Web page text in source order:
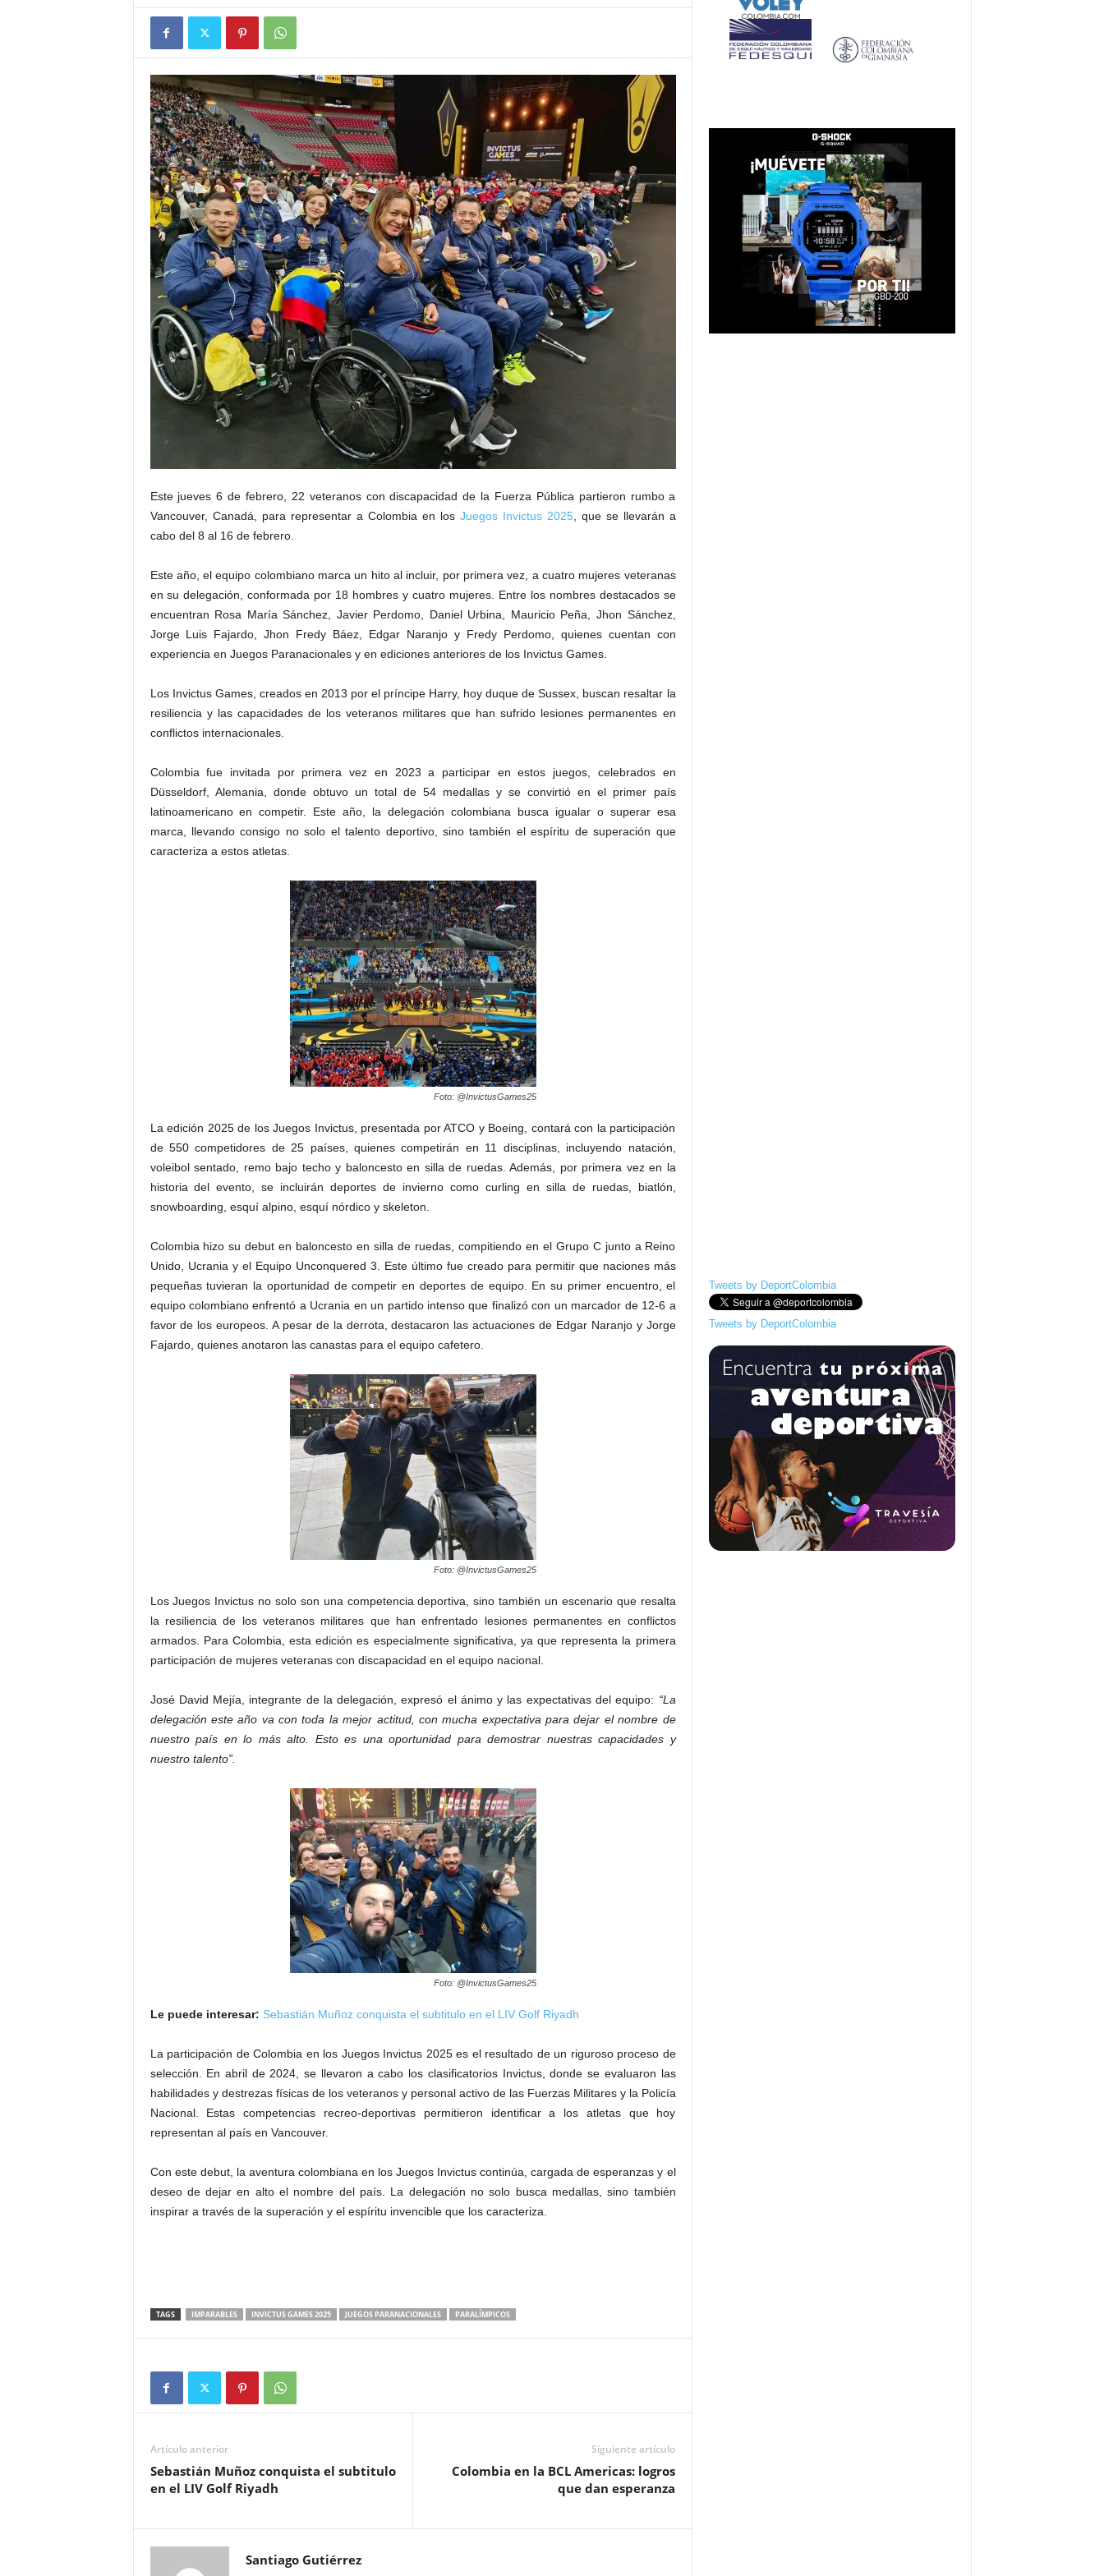
Este jueves 6 de febrero, 22 veteranos con discapacidad de la Fuerza Pública partieron rumbo a
Vancouver, Canadá, para representar a Colombia en los Juegos Invictus 2025 , que se llevarán a
cabo del 8 al 16 de febrero.
Este año, el equipo colombiano marca un hito al incluir, por primera vez, a cuatro mujeres veteranas
en su delegación, conformada por 18 hombres y cuatro mujeres. Entre los nombres destacados se
encuentran Rosa María Sánchez, Javier Perdomo, Daniel Urbina, Mauricio Peña, Jhon Sánchez,
Jorge Luis Fajardo, Jhon Fredy Báez, Edgar Naranjo y Fredy Perdomo, quienes cuentan con
experiencia en Juegos Paranacionales y en ediciones anteriores de los Invictus Games.
Los Invictus Games, creados en 2013 por el príncipe Harry, hoy duque de Sussex, buscan resaltar la
resiliencia y las capacidades de los veteranos militares que han sufrido lesiones permanentes en
conflictos internacionales.
Colombia fue invitada por primera vez en 2023 a participar en estos juegos, celebrados en
Düsseldorf, Alemania, donde obtuvo un total de 54 medallas y se convirtió en el primer país
latinoamericano en competir. Este año, la delegación colombiana busca igualar o superar esa
marca, llevando consigo no solo el talento deportivo, sino también el espíritu de superación que
caracteriza a estos atletas.
Foto: @InvictusGames25
La edición 2025 de los Juegos Invictus, presentada por ATCO y Boeing, contará con la participación
de 550 competidores de 25 países, quienes competirán en 11 disciplinas, incluyendo natación,
voleibol sentado, remo bajo techo y baloncesto en silla de ruedas. Además, por primera vez en la
historia del evento, se incluirán deportes de invierno como curling en silla de ruedas, biatlón,
snowboarding, esquí alpino, esquí nórdico y skeleton.
Colombia hizo su debut en baloncesto en silla de ruedas, compitiendo en el Grupo C junto a Reino
Unido, Ucrania y el Equipo Unconquered 3. Este último fue creado para permitir que naciones más
pequeñas tuvieran la oportunidad de competir en deportes de equipo. En su primer encuentro, el
equipo colombiano enfrentó a Ucrania en un partido intenso que finalizó con un marcador de 12-6 a
favor de los europeos. A pesar de la derrota, destacaron las actuaciones de Edgar Naranjo y Jorge
Fajardo, quienes anotaron las canastas para el equipo cafetero.
Foto: @InvictusGames25
Los Juegos Invictus no solo son una competencia deportiva, sino también un escenario que resalta
la resiliencia de los veteranos militares que han enfrentado lesiones permanentes en conflictos
armados. Para Colombia, esta edición es especialmente significativa, ya que representa la primera
participación de mujeres veteranas con discapacidad en el equipo nacional.
José David Mejía, integrante de la delegación, expresó el ánimo y las expectativas del equipo: “La
delegación este año va con toda la mejor actitud, con mucha expectativa para dejar el nombre de
nuestro país en lo más alto. Esto es una oportunidad para demostrar nuestras capacidades y
nuestro talento”.
Foto: @InvictusGames25
Le puede interesar: Sebastián Muñoz conquista el subtitulo en el LIV Golf Riyadh
La participación de Colombia en los Juegos Invictus 2025 es el resultado de un riguroso proceso de
selección. En abril de 2024, se llevaron a cabo los clasificatorios Invictus, donde se evaluaron las
habilidades y destrezas físicas de los veteranos y personal activo de las Fuerzas Militares y la Policía
Nacional. Estas competencias recreo-deportivas permitieron identificar a los atletas que hoy
representan al país en Vancouver.
Con este debut, la aventura colombiana en los Juegos Invictus continúa, cargada de esperanzas y el
deseo de dejar en alto el nombre del país. La delegación no solo busca medallas, sino también
inspirar a través de la superación y el espíritu invencible que los caracteriza.
TAGS IMPARABLES INVICTUS GAMES 2025 JUEGOS PARANACIONALES PARALÍMPICOS
Artículo anterior
Sebastián Muñoz conquista el subtitulo
en el LIV Golf Riyadh
Siguiente artículo
Colombia en la BCL Americas: logros
que dan esperanza
Santiago Gutiérrez
Tweets by DeportColombia
Tweets by DeportColombia